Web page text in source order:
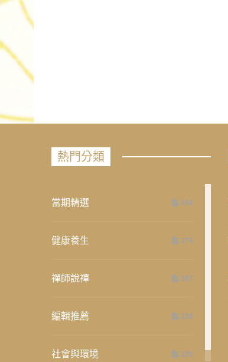
熱門分類
當期精選 658
健康養生 276
禪師說禪 267
編輯推薦 236
社會與環境 235